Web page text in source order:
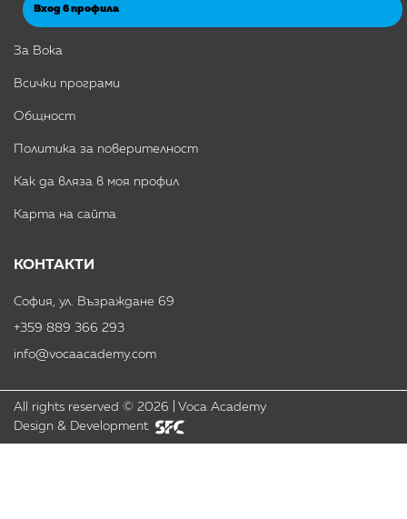
Вход в профила
За Вока
Всички програми
Общност
Политика за поверителност
Как да вляза в моя профил
Карта на сайта
КОНТАКТИ
София, ул. Възраждане 69
+359 889 366 293
info@vocaacademy.com
All rights reserved © 2026
Voca Academy
Design & Development